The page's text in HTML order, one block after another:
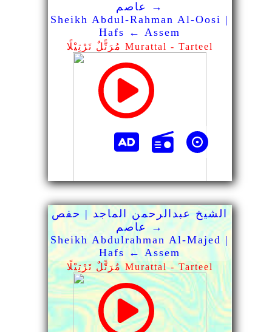
→ عاصم
Sheikh Abdul-Rahman Al-Oosi |
Hafs ← Assem
مُرَتًّلٌ تَرْتِيْلًا Murattal - Tarteel
الشيخ عبدالرحمن الماجد | حفص
→ عاصم
Sheikh Abdulrahman Al-Majed |
Hafs ← Assem
مُرَتًّلٌ تَرْتِيْلًا Murattal - Tarteel